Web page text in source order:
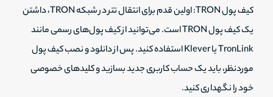
کیف پول TRON: اولین قدم برای انتقال تتر در شبکه TRON، داشتن
یک کیف پول TRON است. می‌توانید از کیف پول‌های رسمی مانند
TronLink یا Klever استفاده کنید. پس از دانلود و نصب کیف پول
موردنظر، باید یک حساب کاربری جدید بسازید و کلیدهای خصوصی
خود را نگهداری کنید.